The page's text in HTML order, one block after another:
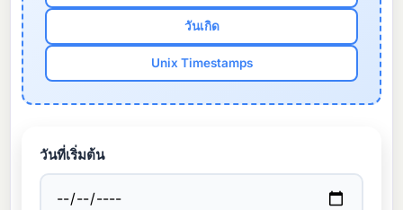
วันเกิด
Unix Timestamps
วันที่เริ่มต้น